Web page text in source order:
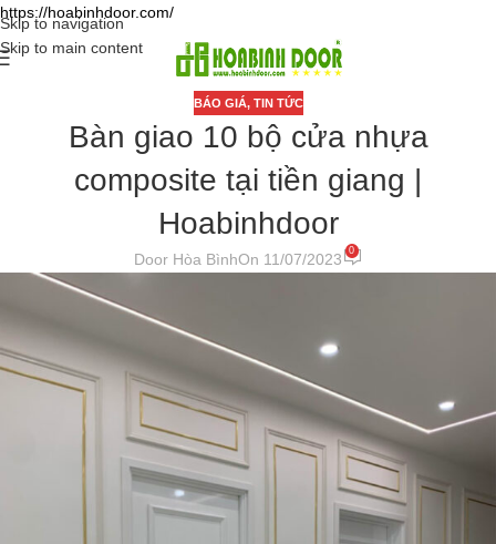
https://hoabinhdoor.com/
Skip to navigation
Skip to main content
BÁO GIÁ, TIN TỨC
Bàn giao 10 bộ cửa nhựa
composite tại tiền giang |
Hoabinhdoor
Door Hòa BìnhOn 11/07/2023 0